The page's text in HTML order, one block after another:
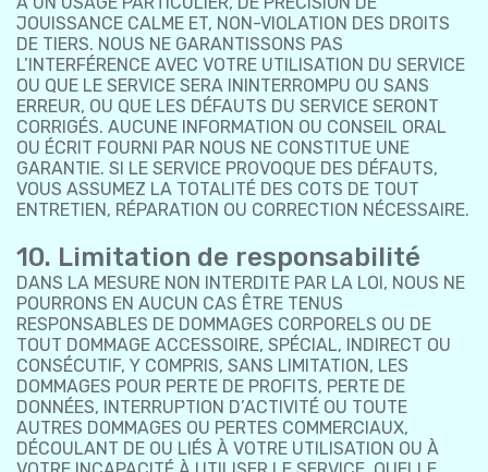
JOUISSANCE CALME ET, NON-VIOLATION DES DROITS
DE TIERS. NOUS NE GARANTISSONS PAS
L’INTERFÉRENCE AVEC VOTRE UTILISATION DU SERVICE
OU QUE LE SERVICE SERA ININTERROMPU OU SANS
ERREUR, OU QUE LES DÉFAUTS DU SERVICE SERONT
CORRIGÉS. AUCUNE INFORMATION OU CONSEIL ORAL
OU ÉCRIT FOURNI PAR NOUS NE CONSTITUE UNE
GARANTIE. SI LE SERVICE PROVOQUE DES DÉFAUTS,
VOUS ASSUMEZ LA TOTALITÉ DES COTS DE TOUT
ENTRETIEN, RÉPARATION OU CORRECTION NÉCESSAIRE.
10. Limitation de responsabilité
DANS LA MESURE NON INTERDITE PAR LA LOI, NOUS NE
POURRONS EN AUCUN CAS ÊTRE TENUS
RESPONSABLES DE DOMMAGES CORPORELS OU DE
TOUT DOMMAGE ACCESSOIRE, SPÉCIAL, INDIRECT OU
CONSÉCUTIF, Y COMPRIS, SANS LIMITATION, LES
DOMMAGES POUR PERTE DE PROFITS, PERTE DE
DONNÉES, INTERRUPTION D’ACTIVITÉ OU TOUTE
AUTRES DOMMAGES OU PERTES COMMERCIAUX,
DÉCOULANT DE OU LIÉS À VOTRE UTILISATION OU À